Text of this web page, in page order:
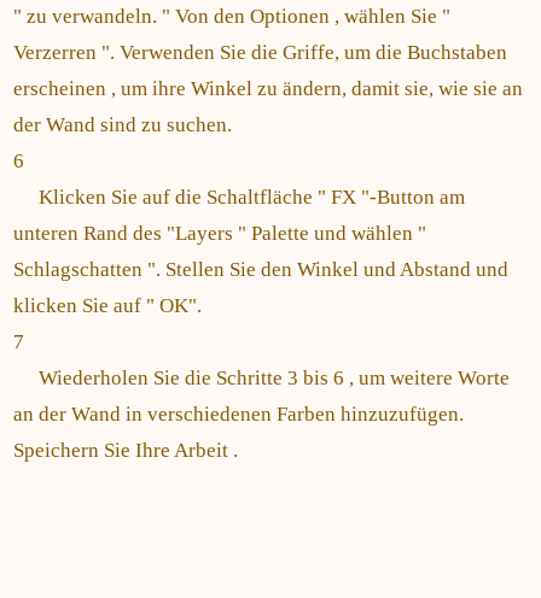
" zu verwandeln. " Von den Optionen , wählen Sie "
Verzerren ". Verwenden Sie die Griffe, um die Buchstaben
erscheinen , um ihre Winkel zu ändern, damit sie, wie sie an
der Wand sind zu suchen.
6
Klicken Sie auf die Schaltfläche " FX "-Button am
unteren Rand des "Layers " Palette und wählen "
Schlagschatten ". Stellen Sie den Winkel und Abstand und
klicken Sie auf " OK".
7
Wiederholen Sie die Schritte 3 bis 6 , um weitere Worte
an der Wand in verschiedenen Farben hinzuzufügen.
Speichern Sie Ihre Arbeit .